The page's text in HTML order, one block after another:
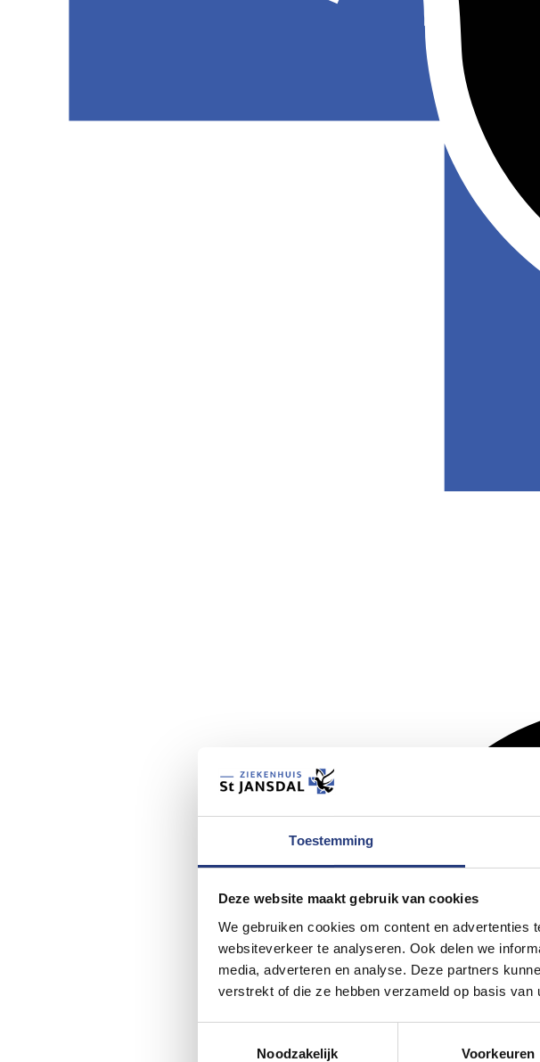
Toestemming
Deze website maakt gebruik van cookies
We gebruiken cookies om content en advertenties
websiteverkeer te analyseren. Ook delen we
media, adverteren en analyse. Deze partners
verstrekt of die ze hebben verzameld op basis van
Noodzakelijk
Voorkeuren